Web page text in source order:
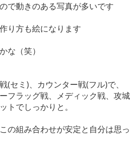
で動きのある写真が多いです
り方も絵になります
な（笑）
(セミ)、カウンター戦(フル)で、
フラッグ戦、メディック戦、攻城
トでしっかりと。
の組み合わせが安定と自分は思っ